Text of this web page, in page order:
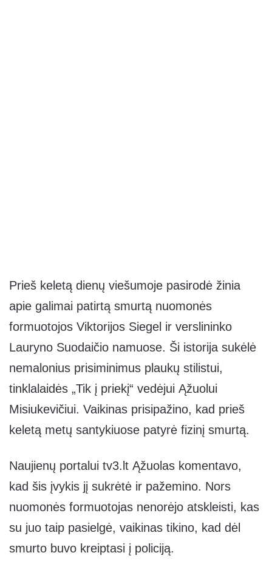
Prieš keletą dienų viešumoje pasirodė žinia
apie galimai patirtą smurtą nuomonės
formuotojos Viktorijos Siegel ir verslininko
Lauryno Suodaičio namuose. Ši istorija sukėlė
nemalonius prisiminimus plaukų stilistui,
tinklalaidės „Tik į priekį“ vedėjui Ąžuolui
Misiukevičiui. Vaikinas prisipažino, kad prieš
keletą metų santykiuose patyrė fizinį smurtą.
Naujienų portalui tv3.lt Ąžuolas komentavo,
kad šis įvykis jį sukrėtė ir pažemino. Nors
nuomonės formuotojas nenorėjo atskleisti, kas
su juo taip pasielgė, vaikinas tikino, kad dėl
smurto buvo kreiptasi į policiją.